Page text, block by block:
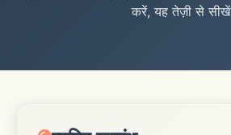
करें, यह तेज़ी से सीखें